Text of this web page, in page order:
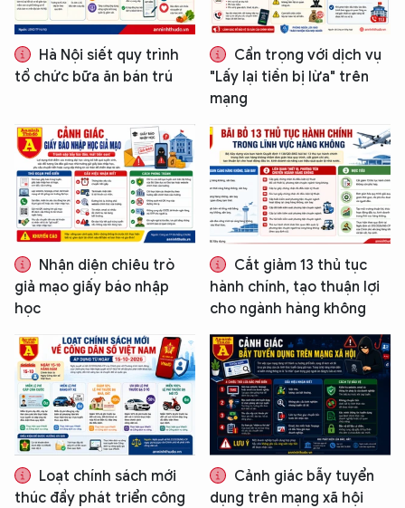
Hà Nội siết quy trình
tổ chức bữa ăn bán trú
Cẩn trọng với dịch vụ
"Lấy lại tiền bị lừa" trên
mạng
Nhận diện chiêu trò
giả mạo giấy báo nhập
học
Cắt giảm 13 thủ tục
hành chính, tạo thuận lợi
cho ngành hàng không
Loạt chính sách mới
thúc đẩy phát triển công
Cảnh giác bẫy tuyển
dụng trên mạng xã hội